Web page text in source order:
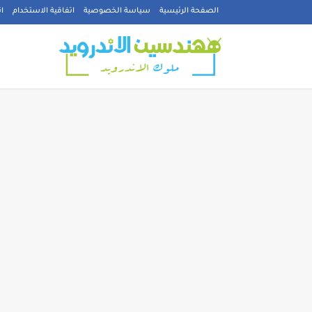
الصفحة الرئيسية سياسة الخصوصية اتفاقية الاستخدام